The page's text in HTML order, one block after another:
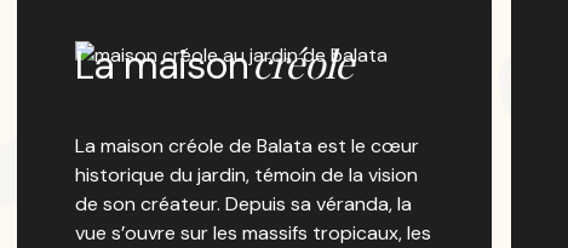
La maisoncréole
La maison créole de Balata est le cœur
historique du jardin, témoin de la vision
de son créateur. Depuis sa véranda, la
vue s’ouvre sur les massifs tropicaux, les